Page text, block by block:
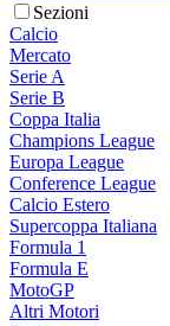
Sezioni
Calcio
Mercato
Serie A
Serie B
Coppa Italia
Champions League
Europa League
Conference League
Calcio Estero
Supercoppa Italiana
Formula 1
Formula E
MotoGP
Altri Motori